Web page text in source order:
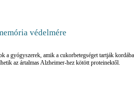
védelmére
a gyógyszerek, amik a cukorbetegséget tartják
az ártalmas Alzheimer-hez kötött proteinektől.